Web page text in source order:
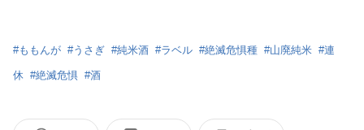
#ももんが #うさぎ #純米酒 #ラベル #絶滅危惧種 #山廃純米 #連
休 #絶滅危惧 #酒